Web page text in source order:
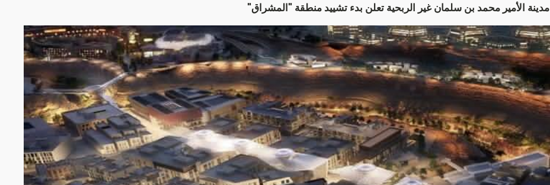
مدينة الأمير محمد بن سلمان غير الربحية تعلن بدء تشييد منطقة "المشراق"